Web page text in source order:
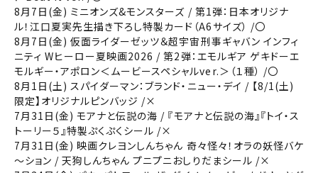
チケット購入
チケットの購入は下記リンクより、ご覧になりたい作品を選
択しご購入ください。
上映スケジュールを確認する
川口
越谷レイクタウン
都道府県から選ぶ
8月7日(金) ミニオンズ&モンスターズ / 第1弾：日本オリジナ
ル！江口夏実先生描き下ろし特製カード（A6サイズ） /〇
8月7日(金) 仮面ライダーゼッツ＆超宇宙刑事ギャバン インフィ
ニティ Wヒーロー夏映画2026 / 第2弾：エモルギア ゲキドーエ
モルギー・アポロン＜ムービースペシャルver.＞（１種） /〇
8月1日(土) スパイダーマン：ブランド・ニュー・デイ / 【8/1(土)
限定】オリジナルピンバッジ /×
7月31日(金) モアナと伝説の海 / 『モアナと伝説の海』『トイ・ス
トーリー５』特製ぷくぷくシール /×
7月31日(金) 映画クレヨンしんちゃん 奇々怪々！オラの妖怪バケ
～ション / 天狗しんちゃん プニプニおしりだまシール /×
閉じる
閉じる